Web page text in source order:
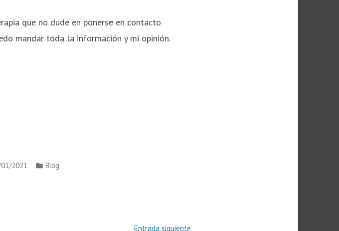
que no dude en ponerse en contacto
mandar toda la información y mi opinión.
2021
Publicado
Blog
Entrada siguiente